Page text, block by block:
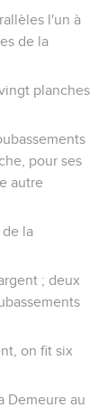
l'un à
de la
planches
pour ses
autre
la
; deux
on fit six
Demeure au